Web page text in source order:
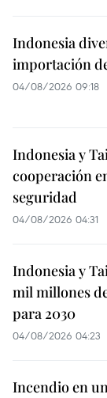
Indonesia
importación
04/08/2026 09:18
Indonesia y
cooperación
seguridad
04/08/2026 04:31
Indonesia y
mil millones
para 2030
04/08/2026 04:23
Incendio en